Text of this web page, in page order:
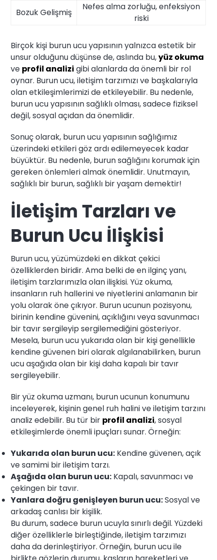
Bozuk Gelişmiş
Nefes alma zorluğu, enfeksiyon
riski
Birçok kişi burun ucu yapısının yalnızca estetik bir
unsur olduğunu düşünse de, aslında bu,yüz okuma
ve profil analizi gibi alanlarda da önemli bir rol
oynar. Burun ucu, iletişim tarzımızı ve başkalarıyla
olan etkileşimlerimizi de etkileyebilir. Bu nedenle,
burun ucu yapısının sağlıklı olması, sadece fiziksel
değil, sosyal açıdan da önemlidir.
Sonuç olarak, burun ucu yapısının sağlığımız
üzerindeki etkileri göz ardı edilemeyecek kadar
büyüktür. Bu nedenle, burun sağlığını korumak için
gereken önlemleri almak önemlidir. Unutmayın,
sağlıklı bir burun, sağlıklı bir yaşam demektir!
İletişim Tarzları ve
Burun Ucu İlişkisi
Burun ucu, yüzümüzdeki en dikkat çekici
özelliklerden biridir. Ama belki de en ilginç yanı,
iletişim tarzlarımızla olan ilişkisi. Yüz okuma,
insanların ruh hallerini ve niyetlerini anlamanın bir
yolu olarak öne çıkıyor. Burun ucunun pozisyonu,
birinin kendine güvenini, açıklığını veya savunmacı
bir tavır sergileyip sergilemediğini gösteriyor.
Mesela, burun ucu yukarıda olan bir kişi genellikle
kendine güvenen biri olarak algılanabilirken, burun
ucu aşağıda olan bir kişi daha kapalı bir tavır
sergileyebilir.
Bir yüz okuma uzmanı, burun ucunun konumunu
inceleyerek, kişinin genel ruh halini ve iletişim tarzını
analiz edebilir. Bu tür bir profil analizi, sosyal
etkileşimlerde önemli ipuçları sunar. Örneğin:
Yukarıda olan burun ucu: Kendine güvenen, açık
ve samimi bir iletişim tarzı.
Aşağıda olan burun ucu: Kapalı, savunmacı ve
çekingen bir tavır.
Yanlara doğru genişleyen burun ucu:Sosyal ve
arkadaş canlısı bir kişilik.
Bu durum, sadece burun ucuyla sınırlı değil. Yüzdeki
diğer özelliklerle birleştiğinde, iletişim tarzımızı
daha da derinleştiriyor. Örneğin, burun ucu ile